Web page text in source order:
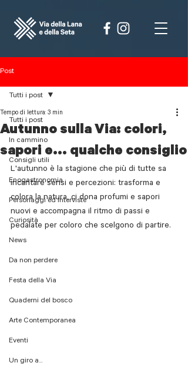
Post
Tutti i post
In cammino
Consigli utili
Enogastronomia
Personaggi ed interviste
Curiosità
News
Da non perdere
Festa della Via
Quaderni del bosco
Arte Contemporanea
Eventi
Un giro a...
Tutti i post
Autunno sulla Via: colori,
sapori e... qualche consiglio
Tempo di lettura: 3 min
L'autunno è la stagione che più di tutte sa
incantare sensi e percezioni: trasforma e
colora la natura, ci dona profumi e sapori
nuovi e accompagna il ritmo di passi e
pedalate per coloro che scelgono di partire.